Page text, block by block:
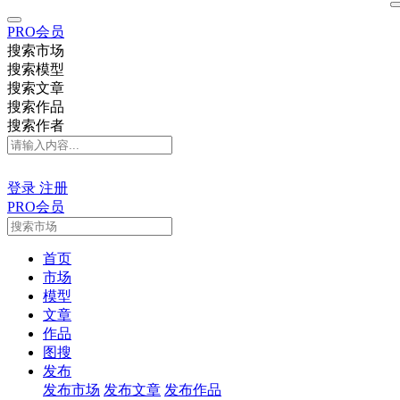
PRO会员
搜索市场
搜索模型
搜索文章
搜索作品
搜索作者
登录 注册
PRO会员
首页
市场
模型
文章
作品
图搜
发布
发布市场 发布文章 发布作品